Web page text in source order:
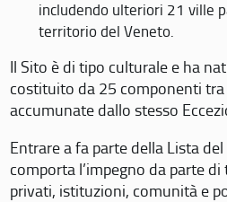
includendo ulteriori 21 ville
territorio del Veneto.
Il Sito è di tipo culturale e ha
costituito da 25 componenti
accumunate dallo stesso
Entrare a fa parte della Lista
comporta l’impegno da parte
privati, istituzioni, comunità e